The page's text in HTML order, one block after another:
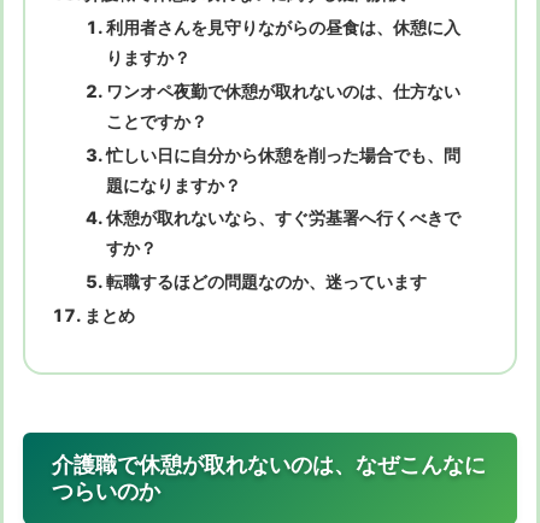
利用者さんを見守りながらの昼食は、休憩に入
りますか？
ワンオペ夜勤で休憩が取れないのは、仕方ない
ことですか？
忙しい日に自分から休憩を削った場合でも、問
題になりますか？
休憩が取れないなら、すぐ労基署へ行くべきで
すか？
転職するほどの問題なのか、迷っています
まとめ
介護職で休憩が取れないのは、なぜこんなに
つらいのか